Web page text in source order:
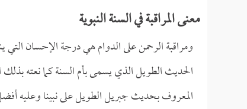
معنى المراقبة في السنة النبوية
ومراقبة الرحمن على الدوام هي درجة الإحسان التي
الحديث الطويل الذي يسمى بأم السنة كما نعته بذلك
المعروف بحديث جبريل الطويل على نبينا وعليه